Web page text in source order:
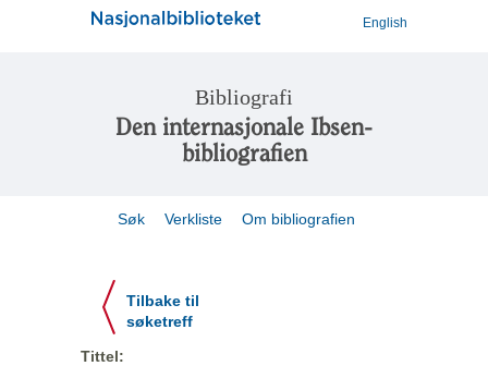
English
Bibliografi
Den internasjonale Ibsen-
bibliografien
Søk Verkliste Om bibliografien
Tilbake til
søketreff
Tittel: